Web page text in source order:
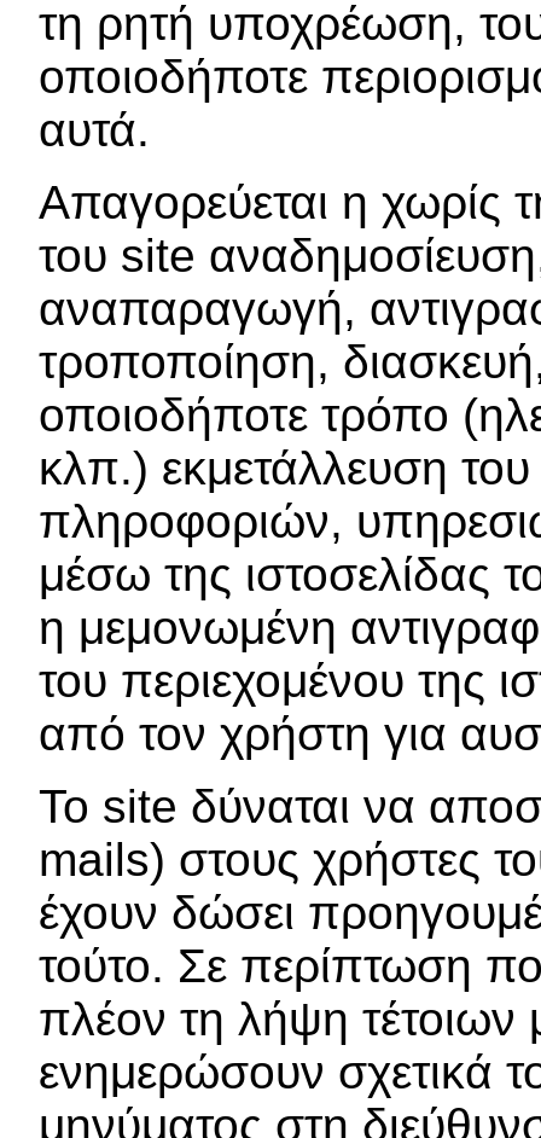
τη ρητή υποχρέωση,
οποιοδήποτε
αυτά.
Απαγορεύεται η χωρίς
του site
αναπαραγωγή,
τροποποίηση,
οποιοδήποτε τρόπο
κλπ.) εκμετάλλευση
πληροφοριών,
μέσω της ιστοσελίδας
η μεμονωμένη
του περιεχομένου της
από τον χρήστη για
Το site δύναται να
mails) στους χρήστες
έχουν δώσει
τούτο. Σε περίπτωση
πλέον τη λήψη
ενημερώσουν σχετικά
μηνύματος στη